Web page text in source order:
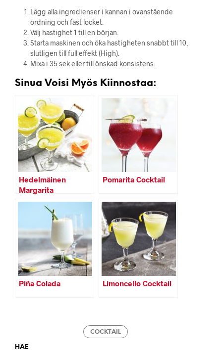
Lägg alla ingredienser i kannan i ovanstående
ordning och fäst locket.
Välj hastighet 1 till en början.
Starta maskinen och öka hastigheten snabbt till 10,
slutligen till full effekt (High).
Mixa i 35 sek eller till önskad konsistens.
Sinua Voisi Myös Kiinnostaa:
Hedelmäinen
Margarita
Pomarita Cocktail
Piña Colada Limoncello Cocktail
COCKTAIL
HAE